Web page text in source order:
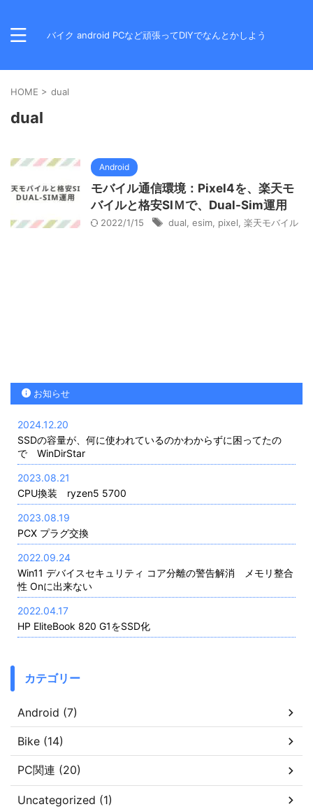
バイク android PCなど頑張ってDIYでなんとかしよう
HOME > dual
dual
Android
モバイル通信環境：Pixel4を、楽天モ
バイルと格安SIＭで、Dual-Sim運用
2022/1/15 dual esim pixel 楽天モバイル
お知らせ
2024.12.20
SSDの容量が、何に使われているのかわからずに困ってたの
で WinDirStar
2023.08.21
CPU換装 ryzen5 5700
2023.08.19
PCX プラグ交換
2022.09.24
Win11 デバイスセキュリティ コア分離の警告解消 メモリ整合
性 Onに出来ない
2022.04.17
HP EliteBook 820 G1をSSD化
カテゴリー
Android (7)
Bike (14)
PC関連 (20)
Uncategorized (1)